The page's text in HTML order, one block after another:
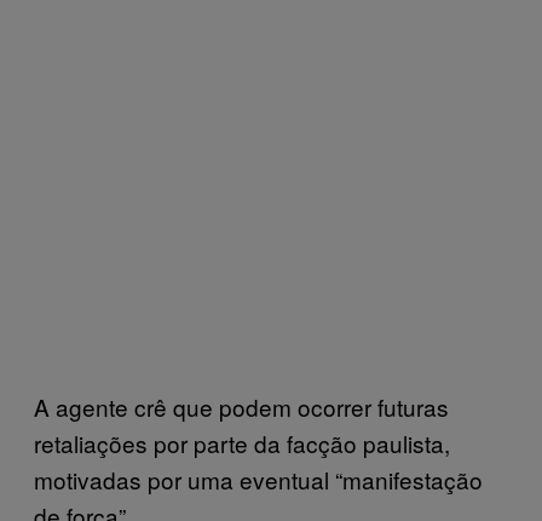
A agente crê que podem ocorrer futuras
retaliações por parte da facção paulista,
motivadas por uma eventual “manifestação